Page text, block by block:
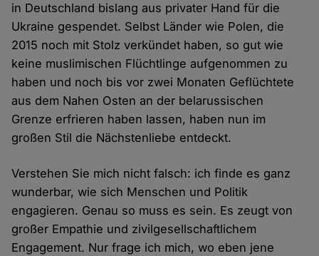
in Deutschland bislang aus privater Hand für die
Ukraine gespendet. Selbst Länder wie Polen, die
2015 noch mit Stolz verkündet haben, so gut wie
keine muslimischen Flüchtlinge aufgenommen zu
haben und noch bis vor zwei Monaten Geflüchtete
aus dem Nahen Osten an der belarussischen
Grenze erfrieren haben lassen, haben nun im
großen Stil die Nächstenliebe entdeckt.
Verstehen Sie mich nicht falsch: ich finde es ganz
wunderbar, wie sich Menschen und Politik
engagieren. Genau so muss es sein. Es zeugt von
großer Empathie und zivilgesellschaftlichem
Engagement. Nur frage ich mich, wo eben jene